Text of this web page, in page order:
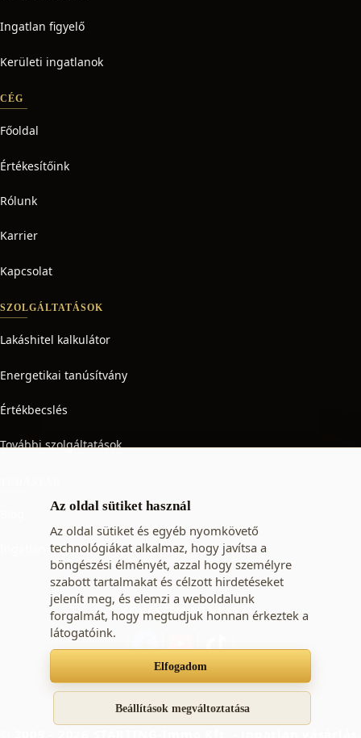
Az oldal sütiket használ
Az oldal sütiket és egyéb nyomkövető
technológiákat alkalmaz, hogy javítsa a
böngészési élményét, azzal hogy személyre
szabott tartalmakat és célzott hirdetéseket
jelenít meg, és elemzi a weboldalunk
forgalmát, hogy megtudjuk honnan érkeztek a
látogatóink.
Elfogadom
Beállítások megváltoztatása
Ingatlan figyelő
Kerületi ingatlanok
CÉG
Főoldal
Értékesítőink
Rólunk
Karrier
Kapcsolat
SZOLGÁLTATÁSOK
Lakáshitel kalkulátor
Energetikai tanúsítvány
Értékbecslés
További szolgáltatások
Ingatlan adó
KÖVESSEN MINKET
Süti beállításokAdatkezelési tájékoztató